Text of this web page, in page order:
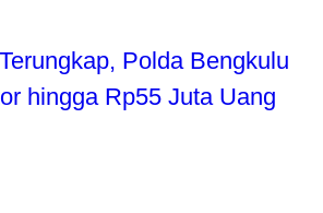
Polda Bengkulu
hingga Rp55 Juta Uang